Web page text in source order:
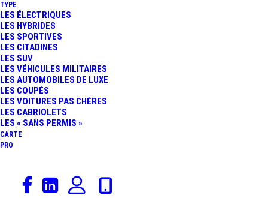
TYPE
LES ÉLECTRIQUES
LES HYBRIDES
LES SPORTIVES
LES CITADINES
LES SUV
LES VÉHICULES MILITAIRES
LES AUTOMOBILES DE LUXE
LES COUPÉS
LES VOITURES PAS CHÈRES
LES CABRIOLETS
LES « SANS PERMIS »
CARTE
PRO
La nouvelle concession McLaren Paris
vient d’ouvrir ses portes à Saint-Cloud.